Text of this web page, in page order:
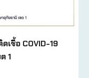
เชื้อ COVID-19
1